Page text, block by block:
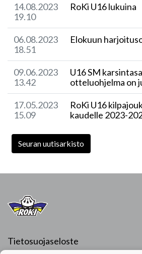
14.08.2023
19.10
RoKi U16 lukuina
06.08.2023
18.51
Elokuun
09.06.2023
13.42
U16 SM
otteluohjelma on
17.05.2023
15.09
RoKi U16
kaudelle 2023-
Seuran uutisarkisto
Tietosuojaseloste